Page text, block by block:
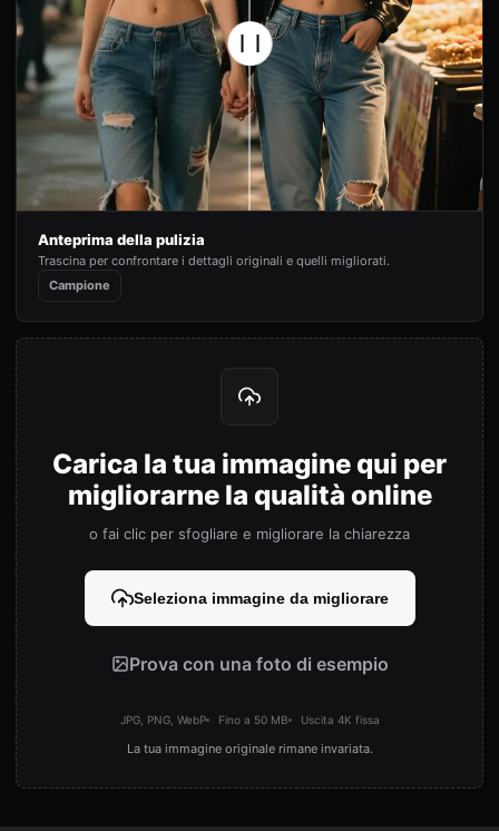
Anteprima della pulizia
Trascina per confrontare i dettagli originali e quelli migliorati.
Campione
Carica la tua immagine qui per
migliorarne la qualità online
o fai clic per sfogliare e migliorare la chiarezza
Seleziona immagine da migliorare
Prova con una foto di esempio
JPG, PNG, WebP Fino a 50 MB Uscita 4K fissa
La tua immagine originale rimane invariata.